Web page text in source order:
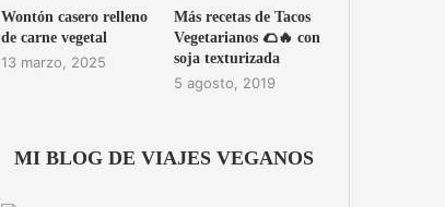
Wontón casero relleno
de carne vegetal
13 marzo, 2025
Más recetas de Tacos
Vegetarianos 🌮🔥 con
soja texturizada
5 agosto, 2019
MI BLOG DE VIAJES VEGANOS